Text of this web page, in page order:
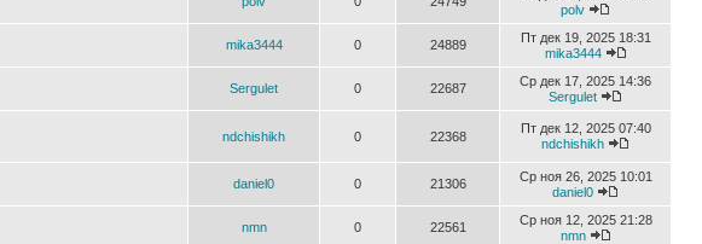
polv
mika3444 0 24889
Пт дек 19, 2025 18:31
mika3444
Sergulet 0 22687
Ср дек 17, 2025 14:36
Sergulet
ndchishikh 0 22368
Пт дек 12, 2025 07:40
ndchishikh
daniel0 0 21306
Ср ноя 26, 2025 10:01
daniel0
nmn 0 22561
Ср ноя 12, 2025 21:28
nmn